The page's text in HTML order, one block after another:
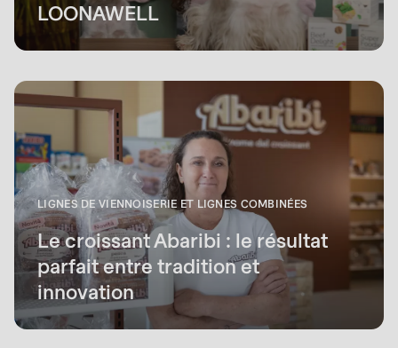
LOONAWELL
LIGNES DE VIENNOISERIE ET LIGNES COMBINÉES
Le croissant Abaribi : le résultat
parfait entre tradition et
innovation